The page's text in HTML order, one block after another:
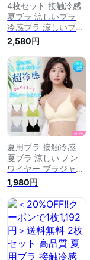
4枚セット 接触冷感
夏ブラ 涼しいブラ
冷感ブラ 涼しいブラ
ジャー ノンワイヤー
ブラジャー レディー
ス 春夏 軽量 吸汗 速
乾 ひびきにくい ワ
イヤレス ノンワイヤ
ーブラ 下着 ムレに
くい ベタつきにくい
ひんやり 軽い ブラ
ナイトブラ 涼しい
シームレス 肌着 吸
汗速乾 夏
2,580円
夏用ブラ 接触冷感
夏ブラ 涼しい ノン
ワイヤー ブラジャー
レディース 春夏 軽
量 吸汗 速乾 ひびき
にくい ワイヤレス
ノンワイヤーブラ 下
着 ムレにくい ベタ
つきにくい ブラ ナ
イトブラ 肌着 夏 暑
さ対策 大きいサイズ
1,980円